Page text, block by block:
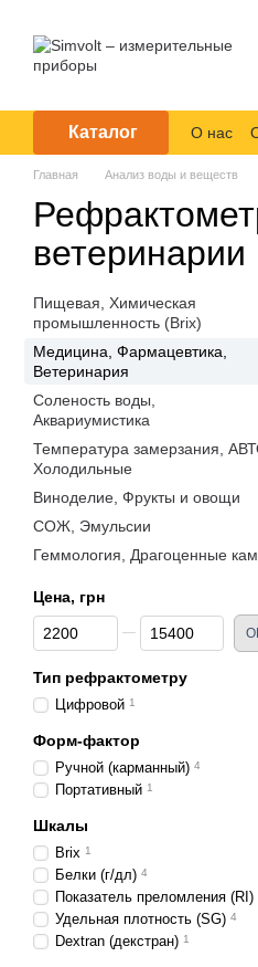
Каталог О нас
Главная Анализ воды и веществ
ветеринарии
Пищевая, Химическая
промышленность (Brix)
Медицина, Фармацевтика,
Ветеринария
Соленость воды,
Аквариумистика
Температура замерзания,
Холодильные
Виноделие, Фрукты и овощи
СОЖ, Эмульсии
Геммология, Драгоценные
Цена, грн
От Цена, грн
До Цена, грн
Тип рефрактометру
Цифровой 1
Форм-фактор
Ручной (карманный) 4
Портативный 1
Шкалы
Brix 1
Белки (г/дл) 4
Показатель преломления (RI)
Удельная плотность (SG) 4
Dextran (декстран) 1